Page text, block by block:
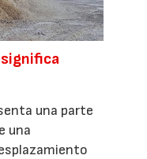
una parte
una